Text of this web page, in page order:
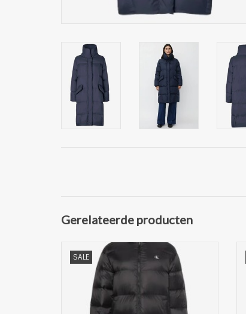
Gerelateerde producten
SALE
Mooie Dames Lange Gewatteerde
Winterjas van Calvin Klein Jeans
Deze lange pufferjas is essentieel voor
koud weer en biedt warmte zonder bulk.
Het gewatteerde ontwerp zorgt voor een
gelijkmatige verdeling van de isolatie,